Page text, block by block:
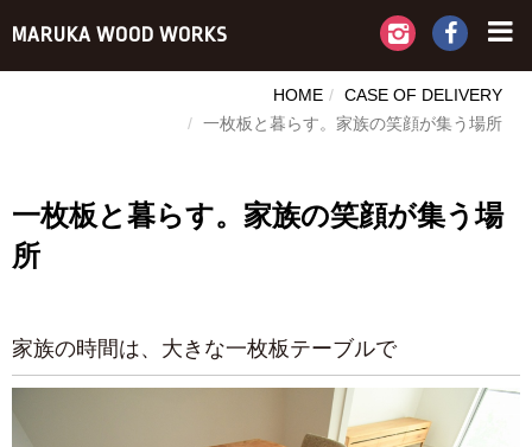
MARUKA WOOD WORKS
HOME
CASE OF DELIVERY
一枚板と暮らす。家族の笑顔が集う場所
一枚板と暮らす。家族の笑顔が集う場
所
家族の時間は、大きな一枚板テーブルで